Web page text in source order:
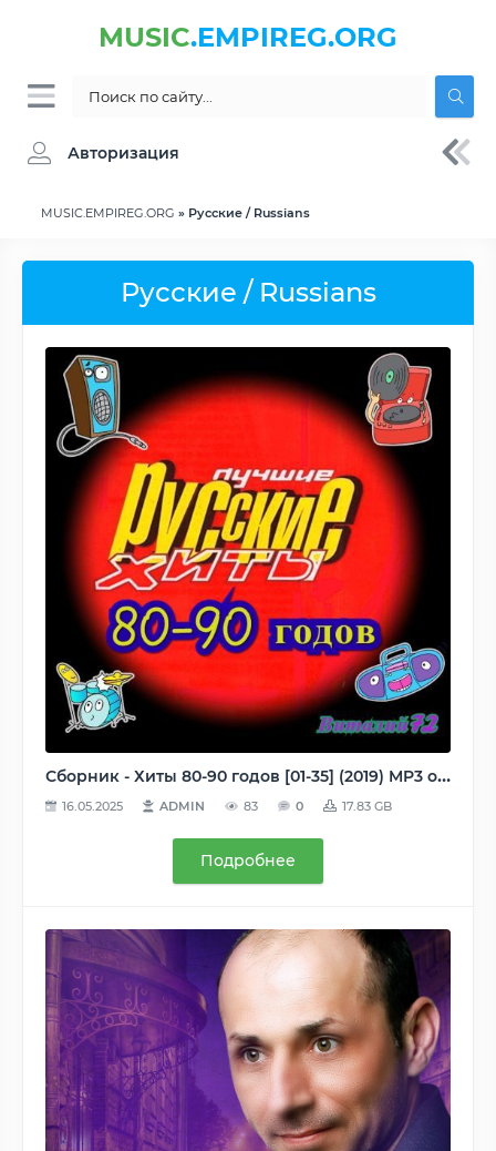
MUSIC.EMPIREG.ORG
Авторизация
MUSIC.EMPIREG.ORG » Русские / Russians
Русские / Russians
Сборник - Хиты 80-90 годов [01-35] (2019) MP3 от Виталия 72
16.05.2025 ADMIN 83 0 17.83 GB
Подробнее